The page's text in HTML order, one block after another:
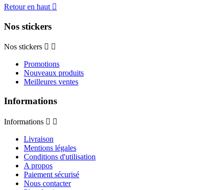
Retour en haut 
Nos stickers
Nos stickers  
Promotions
Nouveaux produits
Meilleures ventes
Informations
Informations  
Livraison
Mentions légales
Conditions d'utilisation
A propos
Paiement sécurisé
Nous contacter